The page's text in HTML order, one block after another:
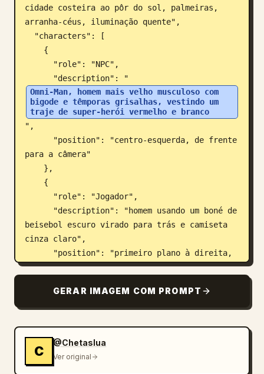
cidade costeira ao pôr do sol, palmeiras,
arranha-céus, iluminação quente",
      "description": "
Omni-Man, homem mais velho musculoso com
bigode e têmporas grisalhas, vestindo um
traje de super-herói vermelho e branco
",
para a câmera"
beisebol escuro virado para trás e camiseta
cinza claro",
de costas para a câmera"
  "ui_elements": {
    "position": "centro inferior",
    "dialogue_text": "
GERAR IMAGEM COM PROMPT
C
@Chetaslua
Ver original